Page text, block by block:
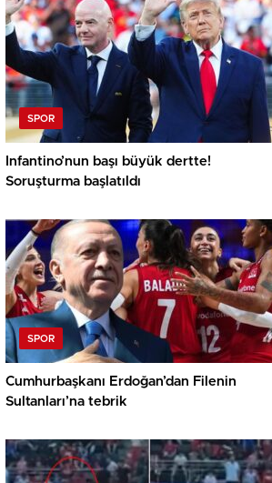
SPOR
Infantino’nun başı büyük dertte!
Soruşturma başlatıldı
SPOR
Cumhurbaşkanı Erdoğan’dan Filenin
Sultanları’na tebrik